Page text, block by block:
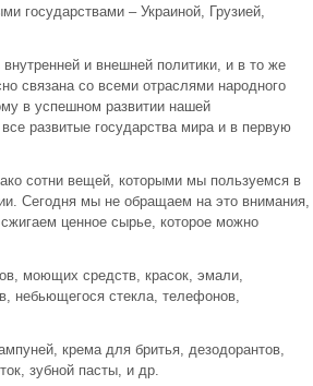
государствами – Украиной, Грузией,
и внешней политики, и в то же
связана со всеми отраслями народного
в успешном развитии нашей
развитые государства мира и в первую
сотни вещей, которыми мы пользуемся в
Сегодня мы не обращаем на это внимания,
ценное сырье, которое можно
моющих средств, красок, эмали,
небьющегося стекла, телефонов,
крема для бритья, дезодорантов,
зубной пасты, и др.